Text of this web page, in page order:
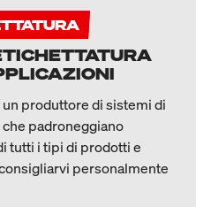
produttore di sistemi di
padroneggiano
tutti i tipi di prodotti e
personalmente